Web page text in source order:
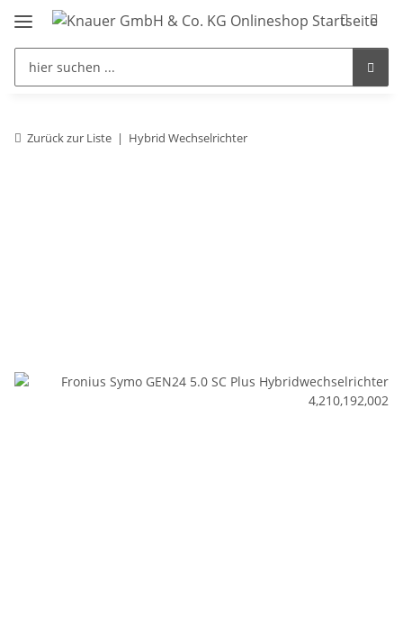
Zurück zur Liste Hybrid Wechselrichter